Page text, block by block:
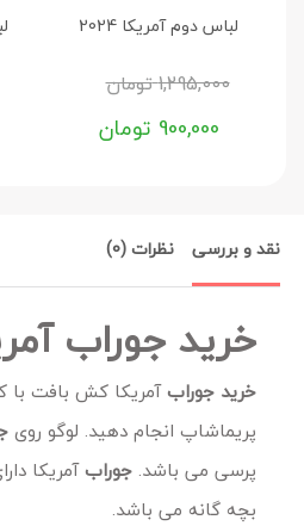
لباس دوم آمریکا 2024
1,295,000تومان
900,000 تومان
نقد و بررسی نظرات (0)
خرید جوراب
خرید جورابآمریکا کش بافت با
پریماشاپ انجام دهید. لوگو روی
پرسی می باشد. جورابآمریکا
بچه گانه می باشد.